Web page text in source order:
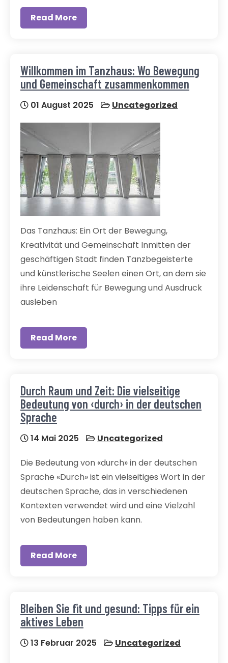
Read More
Willkommen im Tanzhaus: Wo Bewegung
und Gemeinschaft zusammenkommen
01 August 2025 Uncategorized
Das Tanzhaus: Ein Ort der Bewegung,
Kreativität und Gemeinschaft Inmitten der
geschäftigen Stadt finden Tanzbegeisterte
und künstlerische Seelen einen Ort, an dem sie
ihre Leidenschaft für Bewegung und Ausdruck
ausleben
Read More
Durch Raum und Zeit: Die vielseitige
Bedeutung von ‹durch› in der deutschen
Sprache
14 Mai 2025 Uncategorized
Die Bedeutung von «durch» in der deutschen
Sprache «Durch» ist ein vielseitiges Wort in der
deutschen Sprache, das in verschiedenen
Kontexten verwendet wird und eine Vielzahl
von Bedeutungen haben kann.
Read More
Bleiben Sie fit und gesund: Tipps für ein
aktives Leben
13 Februar 2025 Uncategorized